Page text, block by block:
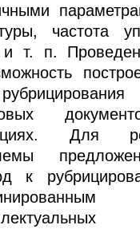
частота
т. п.
Для
к